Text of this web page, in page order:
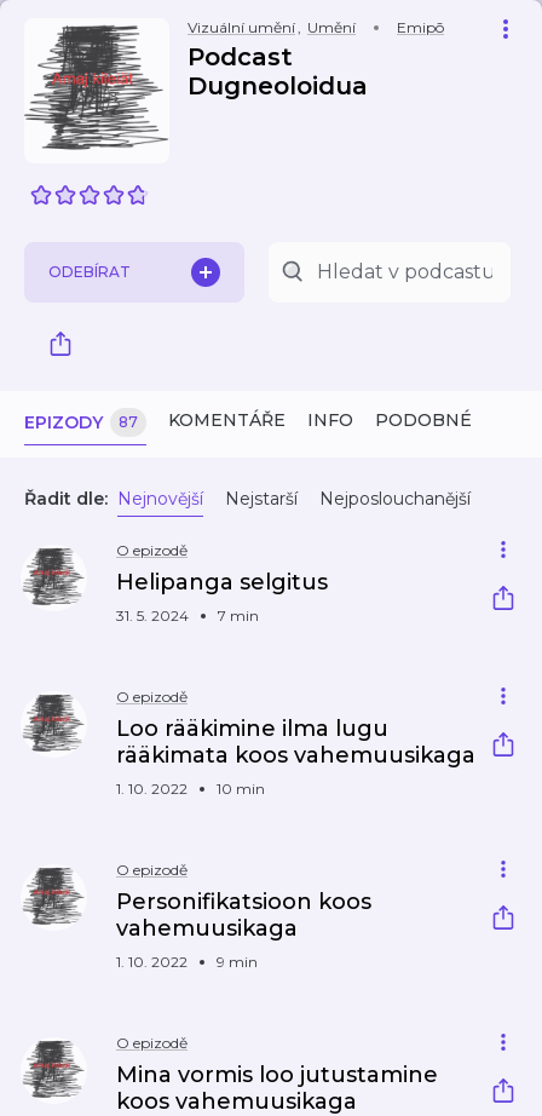
Vizuální umění, Umění Emipõ
Podcast
Dugneoloidua
ODEBÍRAT
EPIZODY 87 KOMENTÁŘE INFO PODOBNÉ
Řadit dle: Nejnovější Nejstarší Nejposlouchanější
O epizodě
Helipanga selgitus
31. 5. 2024 7 min
O epizodě
Loo rääkimine ilma lugu
rääkimata koos vahemuusikaga
1. 10. 2022 10 min
O epizodě
Personifikatsioon koos
vahemuusikaga
1. 10. 2022 9 min
O epizodě
Mina vormis loo jutustamine
koos vahemuusikaga